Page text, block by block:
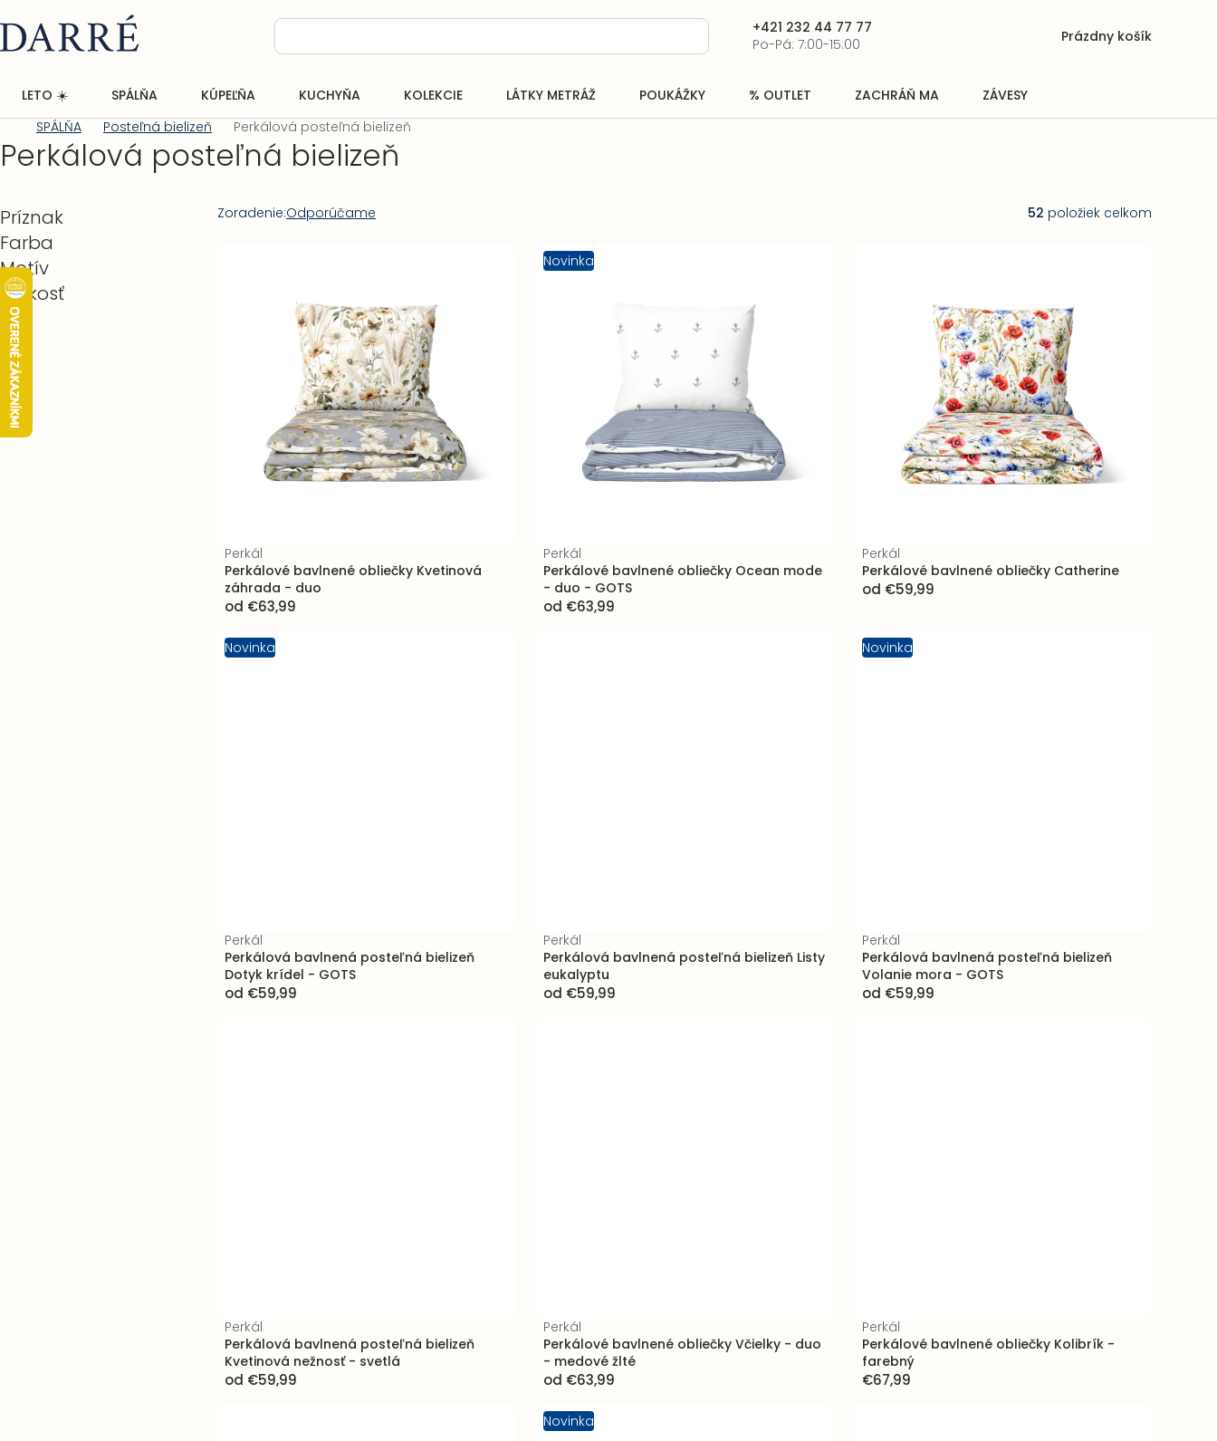
na
obsah
+421 232 44 77 77
Po-Pá: 7:00-15:00
Nákupný
Prázdny košík
LETO ☀️ SPÁLŇA KÚPEĽŇA KUCHYŇA KOLEKCIE LÁTKY METRÁŽ POUKÁŽKY % OUTLET ZACHRÁŇ MA ZÁVESY
Domov
SPÁLŇA Posteľná bielizeň Perkálová posteľná bielizeň
Perkálová posteľná bielizeň
Bočný
panel
Príznak
Farba
Motív
Veľkosť
Radenie
Zoradenie:Odporúčame 52 položiek celkom
Perkál
Perkálové bavlnené obliečky Kvetinová
záhrada - duo
od €63,99
Novinka
Perkál
Perkálové bavlnené obliečky Ocean mode
- duo - GOTS
od €63,99
Perkál
Perkálové bavlnené obliečky Catherine
od €59,99
Novinka
Perkál
Perkálová bavlnená posteľná bielizeň
Dotyk krídel - GOTS
od €59,99
Perkál
Perkálová bavlnená posteľná bielizeň Listy
eukalyptu
od €59,99
Novinka
Perkál
Perkálová bavlnená posteľná bielizeň
Volanie mora - GOTS
od €59,99
Perkál
Perkálová bavlnená posteľná bielizeň
Kvetinová nežnosť - svetlá
od €59,99
Perkál
Perkálové bavlnené obliečky Včielky - duo
- medové žlté
od €63,99
Perkál
Perkálové bavlnené obliečky Kolibrík -
farebný
€67,99
Novinka